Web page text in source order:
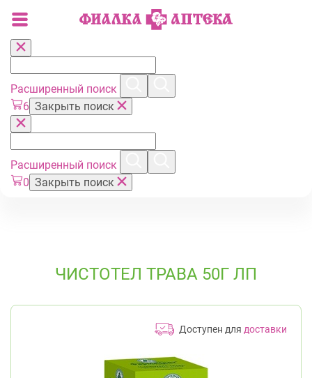
Расширенный поиск
6 Закрыть поиск
Расширенный поиск
0 Закрыть поиск
ЧИСТОТЕЛ ТРАВА 50Г ЛП
Доступен для доставки